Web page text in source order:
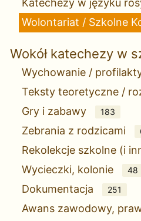
Katechezy w języku
Wolontariat / Szkolne
Wokół katechezy w
Wychowanie /
Teksty teoretyczne /
Gry i zabawy 183
Zebrania z rodzicami
Rekolekcje szkolne (i
Wycieczki, kolonie 48
Dokumentacja 251
Awans zawodowy,